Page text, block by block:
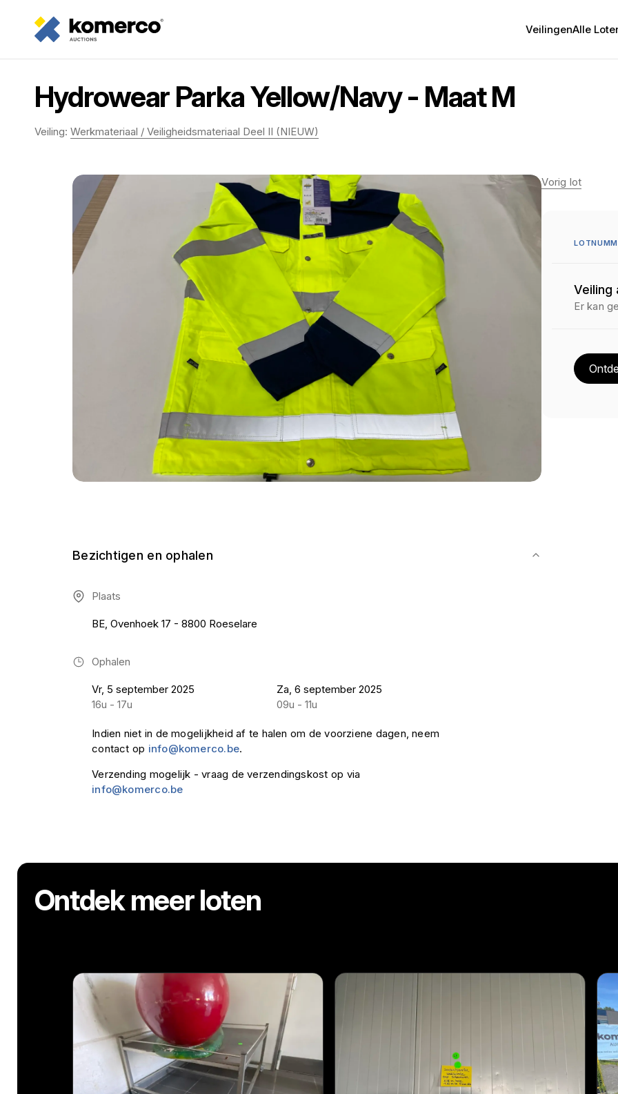
VeilingenAlle
Hydrowear Parka Yellow/Navy - Maat M
Veiling: Werkmateriaal / Veiligheidsmateriaal Deel II (NIEUW)
Bezichtigen en ophalen
Plaats
BE, Ovenhoek 17 - 8800 Roeselare
Ophalen
Vr, 5 september 2025
16u - 17u
Za, 6 september 2025
09u - 11u
Indien niet in de mogelijkheid af te halen om de voorziene dagen, neem
contact op info@komerco.be.
Verzending mogelijk - vraag de verzendingskost op via
info@komerco.be
Vorig lot
Veiling
Er kan
Ontdek meer loten